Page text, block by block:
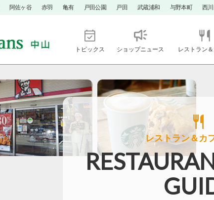
阿佐ヶ谷 赤羽 亀有 戸田公園 戸田 武蔵浦和 与野本町 西
トピックス ショップニュース レストラン
レストラン＆カ